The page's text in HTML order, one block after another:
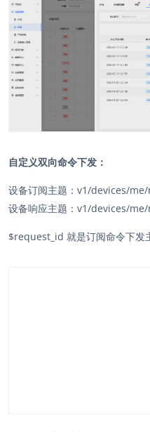
自定义双向命令下发：
设备订阅主题：v1/devices/
设备响应主题：v1/devices/
$request_id 就是订阅命令下发